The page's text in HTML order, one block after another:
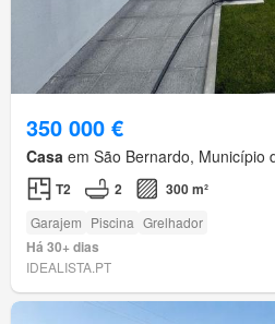
350 000 €
Casa em São Bernardo, Município
T2 2 300 m²
Garajem Piscina Grelhador
Há 30+ dias
IDEALISTA.PT